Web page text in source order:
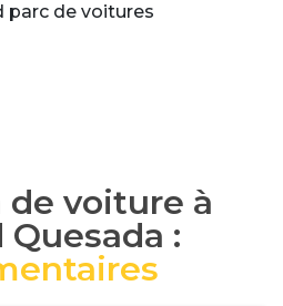
parc de voitures
de voiture à
Quesada :